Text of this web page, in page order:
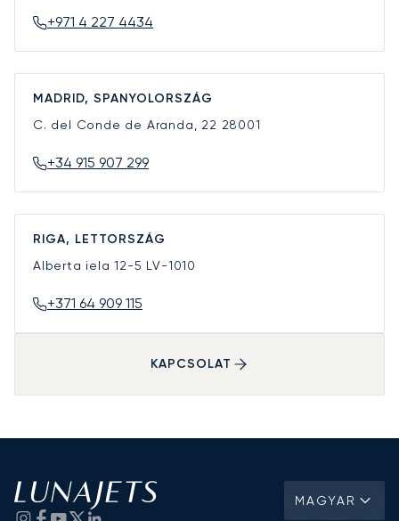
+971 4 227 4434
MADRID, SPANYOLORSZÁG
C. del Conde de Aranda, 22 28001
+34 915 907 299
RIGA, LETTORSZÁG
Alberta iela 12-5 LV-1010
+371 64 909 115
KAPCSOLAT
MAGYAR